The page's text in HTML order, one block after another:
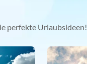
perfekte Urlaubsideen!